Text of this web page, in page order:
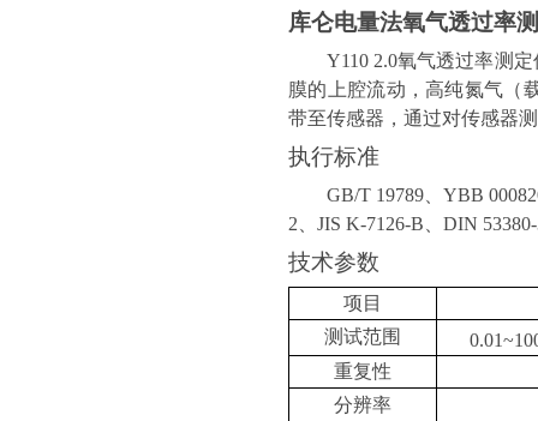
库仑电量法氧气透过率
Y110 2.0氧气透过率测
膜的上腔流动，高纯氮气（
带至传感器，通过对传感器
执行标准
GB/T 19789 、YBB
2
JIS K-7126-B DIN
技术参数
项目
测试范围
重复性
分辨率